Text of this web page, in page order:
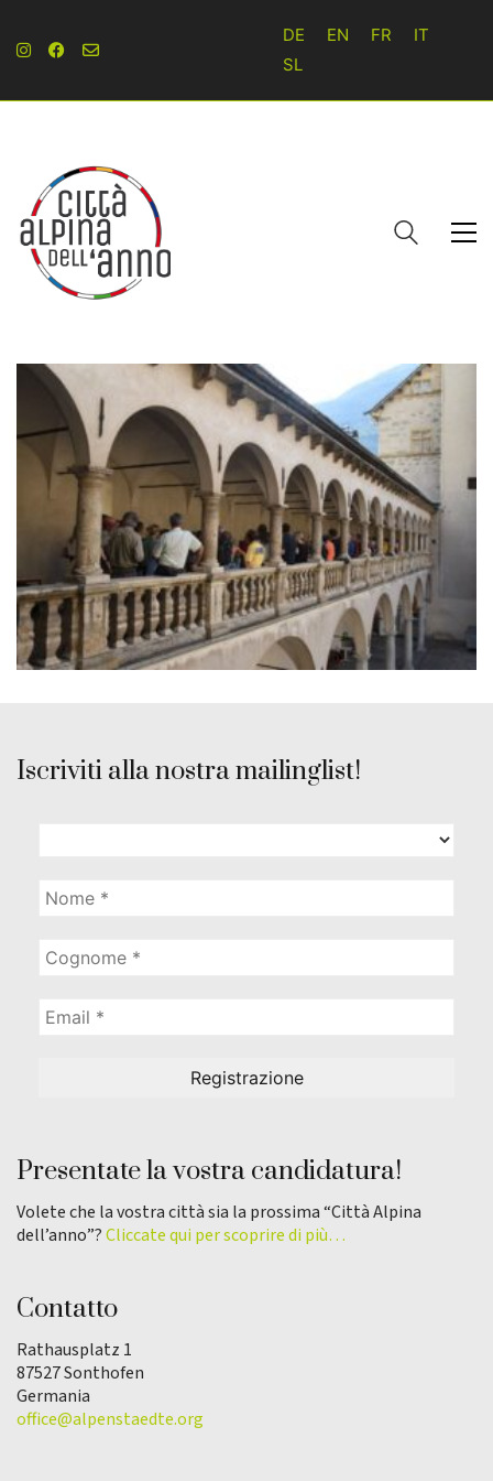
DE EN FR
IT
SL
Iscriviti alla nostra mailinglist!
Presentate la vostra candidatura!
Volete che la vostra città sia la prossima “Città Alpina
dell’anno”?Cliccate qui per scoprire di più…
Contatto
Rathausplatz 1
87527 Sonthofen
Germania
office@alpenstaedte.org